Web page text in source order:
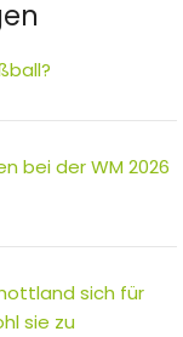
bei der WM 2026
sich für
sie zu